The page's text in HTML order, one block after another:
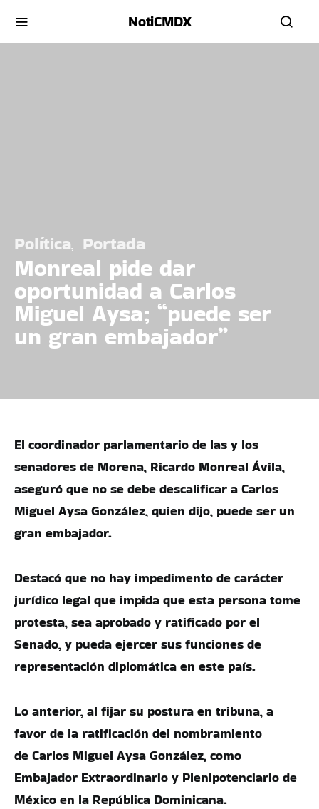
NotiCMDX
Política Portada
Monreal pide dar
oportunidad a Carlos
Miguel Aysa; “puede ser
un gran embajador”
El coordinador parlamentario de las y los
senadores de Morena, Ricardo Monreal Ávila,
aseguró que no se debe descalificar a Carlos
Miguel Aysa González, quien dijo, puede ser un
gran embajador.
Destacó que no hay impedimento de carácter
jurídico legal que impida que esta persona tome
protesta, sea aprobado y ratificado por el
Senado, y pueda ejercer sus funciones de
representación diplomática en este país.
Lo anterior, al fijar su postura en tribuna, a
favor de la ratificación del nombramiento
de Carlos Miguel Aysa González, como
Embajador Extraordinario y Plenipotenciario de
México en la República Dominicana.